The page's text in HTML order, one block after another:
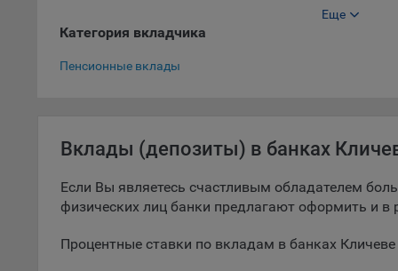
При
Выгодные
Еще
Категория вкладчика
Пенсионные вклады
Вклады (депозиты) в банках
Если Вы являетесь счастливым обладателем
физических лиц банки предлагают оформить и в
Процентные ставки по вкладам в банках